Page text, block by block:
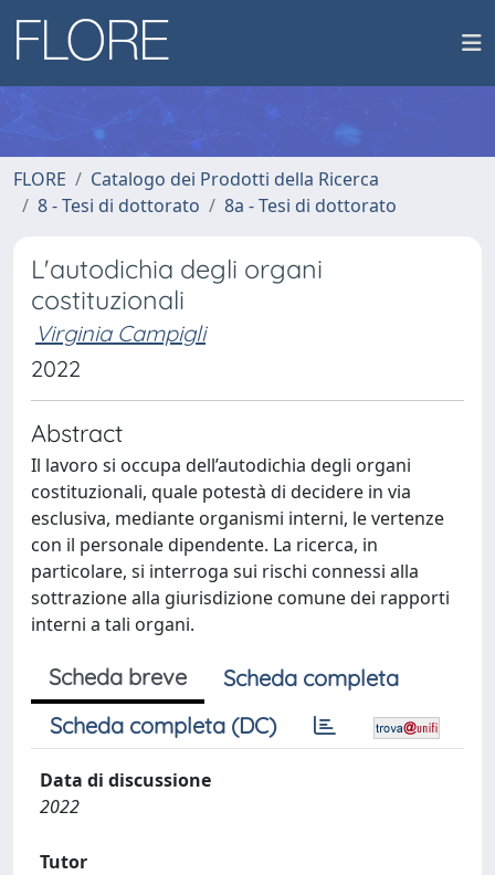
FLORE
Catalogo dei Prodotti della Ricerca
8 - Tesi di dottorato
8a - Tesi di dottorato
L'autodichia degli organi
costituzionali
Virginia Campigli
2022
Abstract
Il lavoro si occupa dell’autodichia degli organi
costituzionali, quale potestà di decidere in via
esclusiva, mediante organismi interni, le vertenze
con il personale dipendente. La ricerca, in
particolare, si interroga sui rischi connessi alla
sottrazione alla giurisdizione comune dei rapporti
interni a tali organi.
Scheda breve
Scheda completa
Scheda completa (DC)
Data di discussione
2022
Tutor